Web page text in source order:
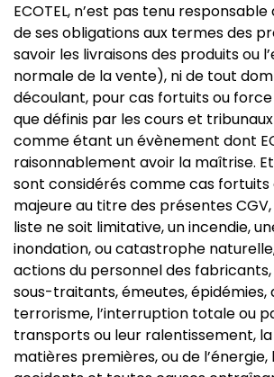
ECOTEL, n’est pas tenu
de ses obligations aux termes des
savoir les livraisons des produits ou
normale de la vente), ni de tout
découlant, pour cas fortuits ou
que définis par les cours et
comme étant un évènement dont
raisonnablement avoir la maîtrise.
sont considérés comme cas fortuits
majeure au titre des présentes
liste ne soit limitative, un incendie,
inondation, ou catastrophe
actions du personnel des
sous-traitants, émeutes, épidémies,
terrorisme, l’interruption totale ou
transports ou leur ralentissement,
matières premières, ou de